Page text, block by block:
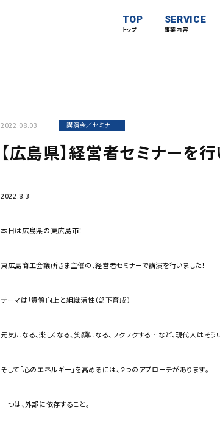
TOP
トップ
SERVICE
事業内容
2022.08.03 講演会／セミナー
【広島県】経営者セミナーを行
2022.8.3
本日は広島県の東広島市！
東広島商工会議所さま主催の、経営者セミナーで講演を行いました！
テーマは「資質向上と組織活性（部下育成）」
元気になる、楽しくなる、笑顔になる、ワクワクする…など、現代人はそう
そして「心のエネルギー」を高めるには、２つのアプローチがあります。
一つは、外部に依存すること。